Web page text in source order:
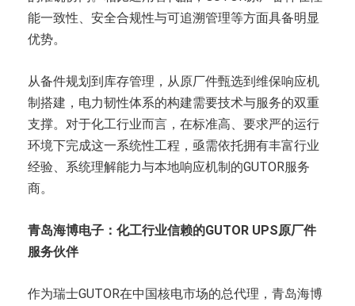
能一致性、安全合规性与可追溯管理等方面具备明显
优势。
从备件规划到库存管理，从原厂件甄选到维保响应机
制搭建，电力韧性体系的构建需要技术与服务的双重
支撑。对于化工行业而言，在标准高、要求严的运行
环境下完成这一系统性工程，亟需依托拥有丰富行业
经验、系统理解能力与本地响应机制的GUTOR服务
商。
青岛海博电子： 化工行业信赖的GUTOR UPS原厂件
服务伙伴
作为瑞士GUTOR在中国核电市场的总代理，青岛海博